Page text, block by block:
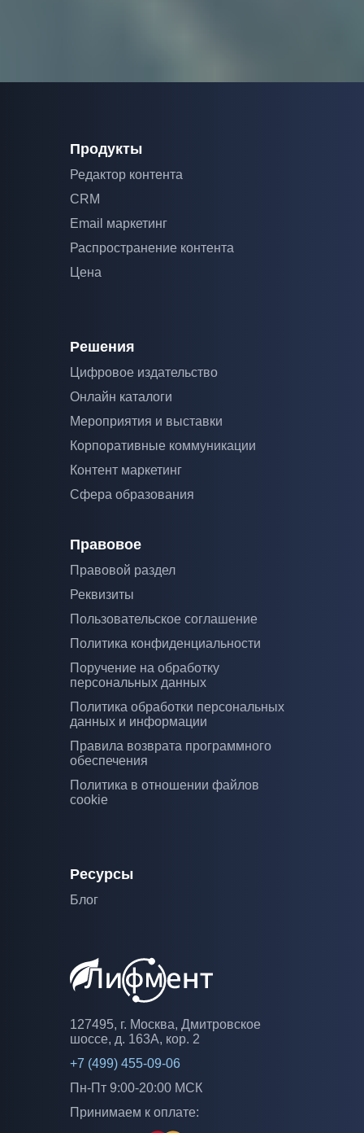
Продукты
Редактор контента
CRM
Email маркетинг
Распространение контента
Цена
Решения
Цифровое издательство
Онлайн каталоги
Мероприятия и выставки
Корпоративные коммуникации
Контент маркетинг
Сфера образования
Правовое
Правовой раздел
Реквизиты
Пользовательское соглашение
Политика конфиденциальности
Поручение на обработку
персональных данных
Политика обработки персональных
данных и информации
Правила возврата программного
обеспечения
Политика в отношении файлов
cookie
Ресурсы
Блог
127495, г. Москва, Дмитровское
шоссе, д. 163А, кор. 2
+7 (499) 455-09-06
Пн-Пт 9:00-20:00 МСК
Принимаем к оплате: